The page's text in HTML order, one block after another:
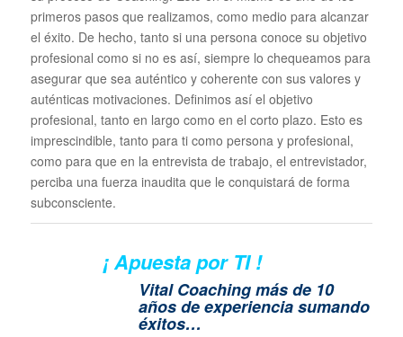
primeros pasos que realizamos, como medio para alcanzar
el éxito. De hecho, tanto si una persona conoce su objetivo
profesional como si no es así, siempre lo chequeamos para
asegurar que sea auténtico y coherente con sus valores y
auténticas motivaciones. Definimos así el objetivo
profesional, tanto en largo como en el corto plazo. Esto es
imprescindible, tanto para ti como persona y profesional,
como para que en la entrevista de trabajo, el entrevistador,
perciba una fuerza inaudita que le conquistará de forma
subconsciente.
¡ Apuesta por TI !
Vital Coaching más de 10
años de experiencia sumando
éxitos…